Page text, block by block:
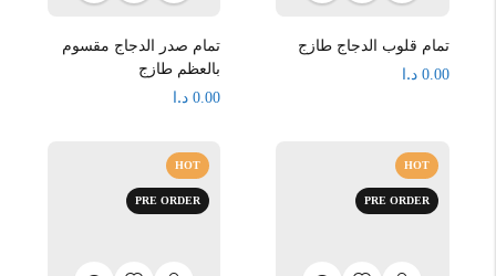
تمام قلوب الدجاج طازج
0.00 د.ا
تمام صدر الدجاج مقسوم
بالعظم طازج
0.00 د.ا
HOT
PRE ORDER
HOT
PRE ORDER